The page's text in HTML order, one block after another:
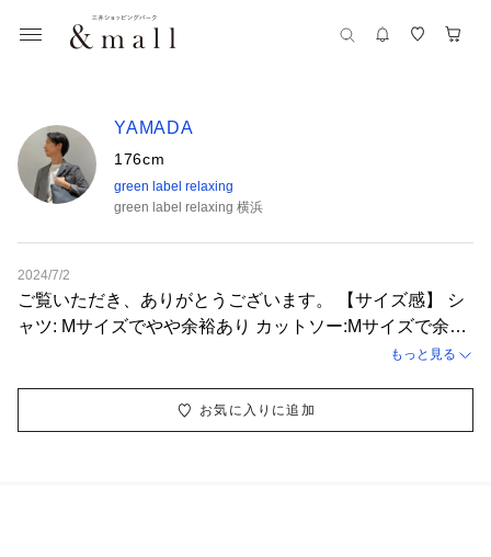
YAMADA
176cm
green label relaxing
green label relaxing 横浜
2024/7/2
ご覧いただき、ありがとうございます。 【サイズ感】 シ
ャツ: Mサイズでやや余裕あり カットソー:Mサイズで余裕
ツを合わせた、大人のカジュアルコーディネートです。全
体的に淡いトーンの色合わせで少ない色数で纏めました。
もっと見る
お気に入りに追加